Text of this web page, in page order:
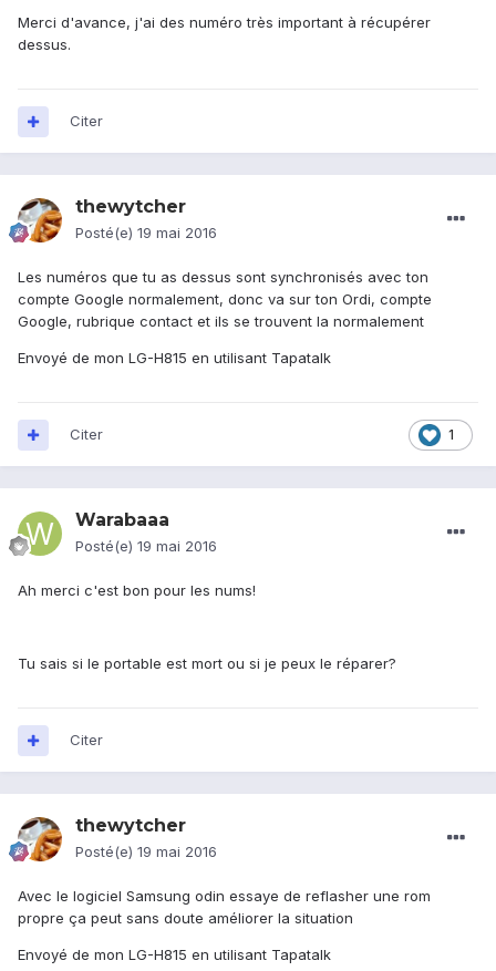
Merci d'avance, j'ai des numéro très important à récupérer
dessus.
Citer
thewytcher
Posté(e) 19 mai 2016
Les numéros que tu as dessus sont synchronisés avec ton
compte Google normalement, donc va sur ton Ordi, compte
Google, rubrique contact et ils se trouvent la normalement
Envoyé de mon LG-H815 en utilisant Tapatalk
1
Citer
Warabaaa
Posté(e) 19 mai 2016
Ah merci c'est bon pour les nums!
Tu sais si le portable est mort ou si je peux le réparer?
Citer
thewytcher
Posté(e) 19 mai 2016
Avec le logiciel Samsung odin essaye de reflasher une rom
propre ça peut sans doute améliorer la situation
Envoyé de mon LG-H815 en utilisant Tapatalk